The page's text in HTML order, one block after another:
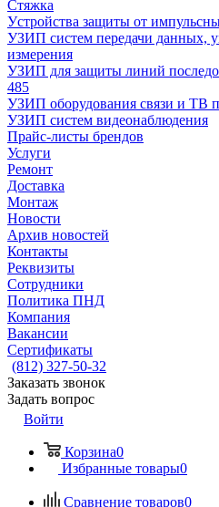
Стяжка
Уcтройства защиты от
УЗИП систем передачи данных,
измерения
УЗИП для защиты линий
485
УЗИП оборудования связи и ТВ
УЗИП систем видеонаблюдения
Прайс-листы брендов
Услуги
Ремонт
Доставка
Монтаж
Новости
Архив новостей
Контакты
Реквизиты
Сотрудники
Политика ПНД
Компания
Вакансии
Сертификаты
(812) 327-50-32
Заказать звонок
Задать вопрос
Войти
Корзина0
Избранные товары0
Сравнение товаров0